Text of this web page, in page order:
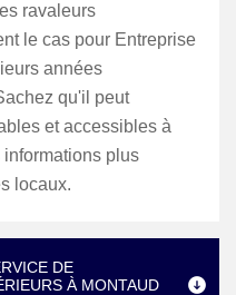
ravaleurs
le cas pour Entreprise
années
qu'il peut
et accessibles à
plus
locaux.
DE
À MONTAUD